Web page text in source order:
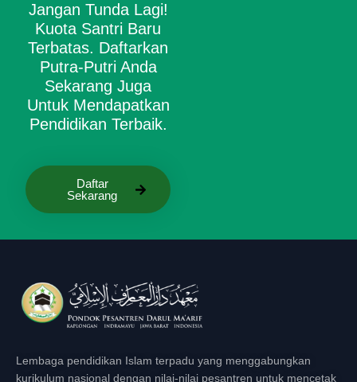
Jangan Tunda Lagi!
Kuota Santri Baru
Terbatas. Daftarkan
Putra-Putri Anda
Sekarang Juga
Untuk Mendapatkan
Pendidikan Terbaik.
Daftar
Sekarang
Lembaga pendidikan Islam terpadu yang menggabungkan
kurikulum nasional dengan nilai-nilai pesantren untuk mencetak